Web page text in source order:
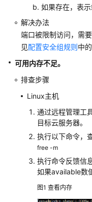
全
防
护
域
和
用
如果存在，表示
解决办法
端口被限制访问，需
见配置安全组规则中
可用内存不足。
排查步骤
Linux主机
通过远程管理工
目标云服务器。
执行以下命令，
free -m
执行命令反馈信
如果available数
图1 查看内存